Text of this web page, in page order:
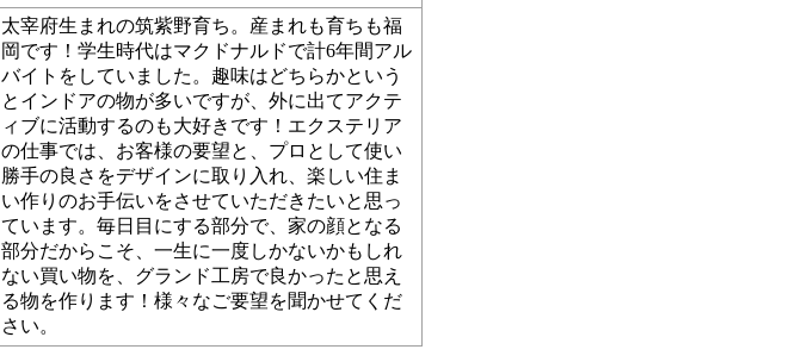
太宰府生まれの筑紫野育ち。産まれも育ちも福
岡です！学生時代はマクドナルドで計6年間アル
バイトをしていました。趣味はどちらかという
とインドアの物が多いですが、外に出てアクテ
ィブに活動するのも大好きです！エクステリア
の仕事では、お客様の要望と、プロとして使い
勝手の良さをデザインに取り入れ、楽しい住ま
い作りのお手伝いをさせていただきたいと思っ
ています。毎日目にする部分で、家の顔となる
部分だからこそ、一生に一度しかないかもしれ
ない買い物を、グランド工房で良かったと思え
る物を作ります！様々なご要望を聞かせてくだ
さい。